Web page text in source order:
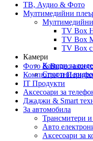
ТВ, Аудио & Фото
Мултимедийни
TV Box
TV Box
TV Box
Камери
Камери за
Спортни
Фото & Видео
Компютри и
IT Продукти
Аксесоари за
Джаджи & Smart
За автомобила
Трансмитери
Авто
Аксесоари за